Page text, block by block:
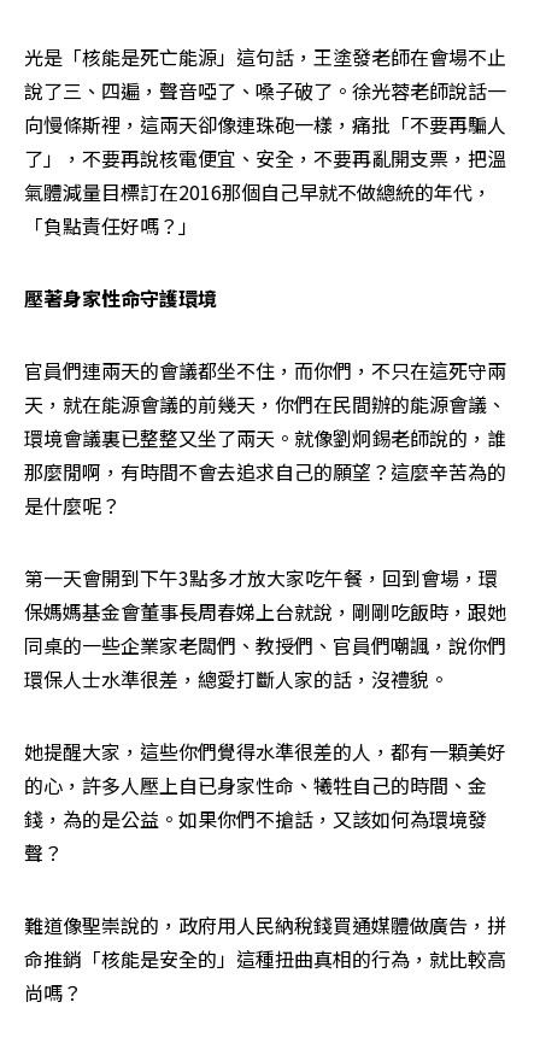
光是「核能是死亡能源」這句話，王塗發老師在會場不止
說了三、四遍，聲音啞了、嗓子破了。徐光蓉老師說話一
向慢條斯裡，這兩天卻像連珠砲一樣，痛批「不要再騙人
了」，不要再說核電便宜、安全，不要再亂開支票，把溫
氣體減量目標訂在2016那個自己早就不做總統的年代，
「負點責任好嗎？」
壓著身家性命守護環境
官員們連兩天的會議都坐不住，而你們，不只在這死守兩
天，就在能源會議的前幾天，你們在民間辦的能源會議、
環境會議裏已整整又坐了兩天。就像劉炯錫老師說的，誰
那麼閒啊，有時間不會去追求自己的願望？這麼辛苦為的
是什麼呢？
第一天會開到下午3點多才放大家吃午餐，回到會場，環
保媽媽基金會董事長周春娣上台就說，剛剛吃飯時，跟她
同桌的一些企業家老闆們、教授們、官員們嘲諷，說你們
環保人士水準很差，總愛打斷人家的話，沒禮貌。
她提醒大家，這些你們覺得水準很差的人，都有一顆美好
的心，許多人壓上自已身家性命、犧牲自己的時間、金
錢，為的是公益。如果你們不搶話，又該如何為環境發
聲？
難道像聖崇說的，政府用人民納稅錢買通媒體做廣告，拼
命推銷「核能是安全的」這種扭曲真相的行為，就比較高
尚嗎？